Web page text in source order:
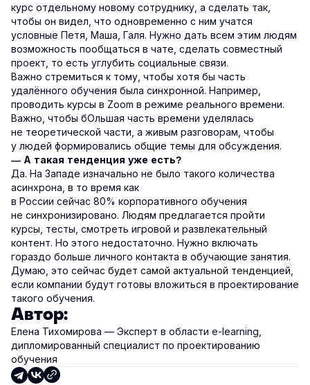
курс отдельному новому сотруднику, а сделать так,
чтобы он видел, что одновременно с ним учатся
условные Петя, Маша, Галя. Нужно дать всем этим людям
возможность пообщаться в чате, сделать совместный
проект, то есть углубить социальные связи.
Важно стремиться к тому, чтобы хотя бы часть
удалённого обучения была синхронной. Например,
проводить курсы в Zoom в режиме реального времени.
Важно, чтобы бОльшая часть времени уделялась
не теоретической части, а живым разговорам, чтобы
у людей формировались общие темы для обсуждения.
— А такая тенденция уже есть?
Да. На Западе изначально не было такого количества
асинхрона, в то время как
в России сейчас 80% корпоративного обучения
не синхронизировано. Людям предлагается пройти
курсы, тесты, смотреть игровой и развлекательный
контент. Но этого недостаточно. Нужно включать
гораздо больше личного контакта в обучающие занятия.
Думаю, это сейчас будет самой актуальной тенденцией,
если компании будут готовы вложиться в проектирование
такого обучения.
Автор:
Елена Тихомирова — Эксперт в области e-learning,
дипломированный специалист по проектированию
обучения